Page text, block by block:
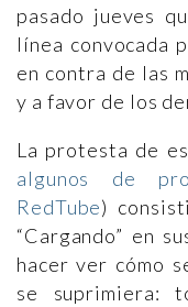
pasado jueves
línea convocada
en contra de las
y a favor de los
La protesta de
algunos de
RedTube)
“Cargando” en
hacer ver cómo
se suprimiera: